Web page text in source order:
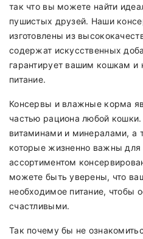
так что вы можете найти
пушистых друзей. Наши
изготовлены из
содержат искусственных
гарантирует вашим кошкам и
питание.
Консервы и влажные корма
частью рациона любой
витаминами и минералами, а
которые жизненно важны
ассортиментом
можете быть уверены, что
необходимое питание, чтобы
счастливыми.
Так почему бы не